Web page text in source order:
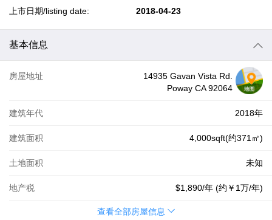
上市日期/listing date: 2018-04-23
基本信息
房屋地址
14935 Gavan Vista Rd.
Poway CA 92064
建筑年代 2018年
建筑面积 4,000sqft(约371㎡)
土地面积 未知
地产税 $1,890/年 (约 ￥1万/年)
查看全部房屋信息